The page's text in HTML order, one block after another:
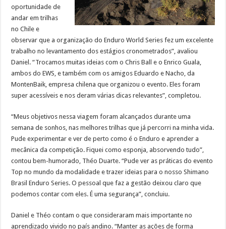
oportunidade de
andar em trilhas
no Chile e
observar que a organização do Enduro World Series fez um excelente
trabalho no levantamento dos estágios cronometrados”, avaliou
Daniel. “Trocamos muitas ideias com o Chris Ball e o Enrico Guala,
ambos do EWS, e também com os amigos Eduardo e Nacho, da
MontenBaik, empresa chilena que organizou o evento. Eles foram
super acessíveis e nos deram várias dicas relevantes”, completou.
“Meus objetivos nessa viagem foram alcançados durante uma
semana de sonhos, nas melhores trilhas que já percorri na minha vida.
Pude experimentar e ver de perto como é o Enduro e aprender a
mecânica da competição. Fiquei como esponja, absorvendo tudo”,
contou bem-humorado, Théo Duarte. “Pude ver as práticas do evento
Top no mundo da modalidade e trazer ideias para o nosso Shimano
Brasil Enduro Series. O pessoal que faz a gestão deixou claro que
podemos contar com eles. É uma segurança”, concluiu.
Daniel e Théo contam o que consideraram mais importante no
aprendizado vivido no país andino. “Manter as ações de forma